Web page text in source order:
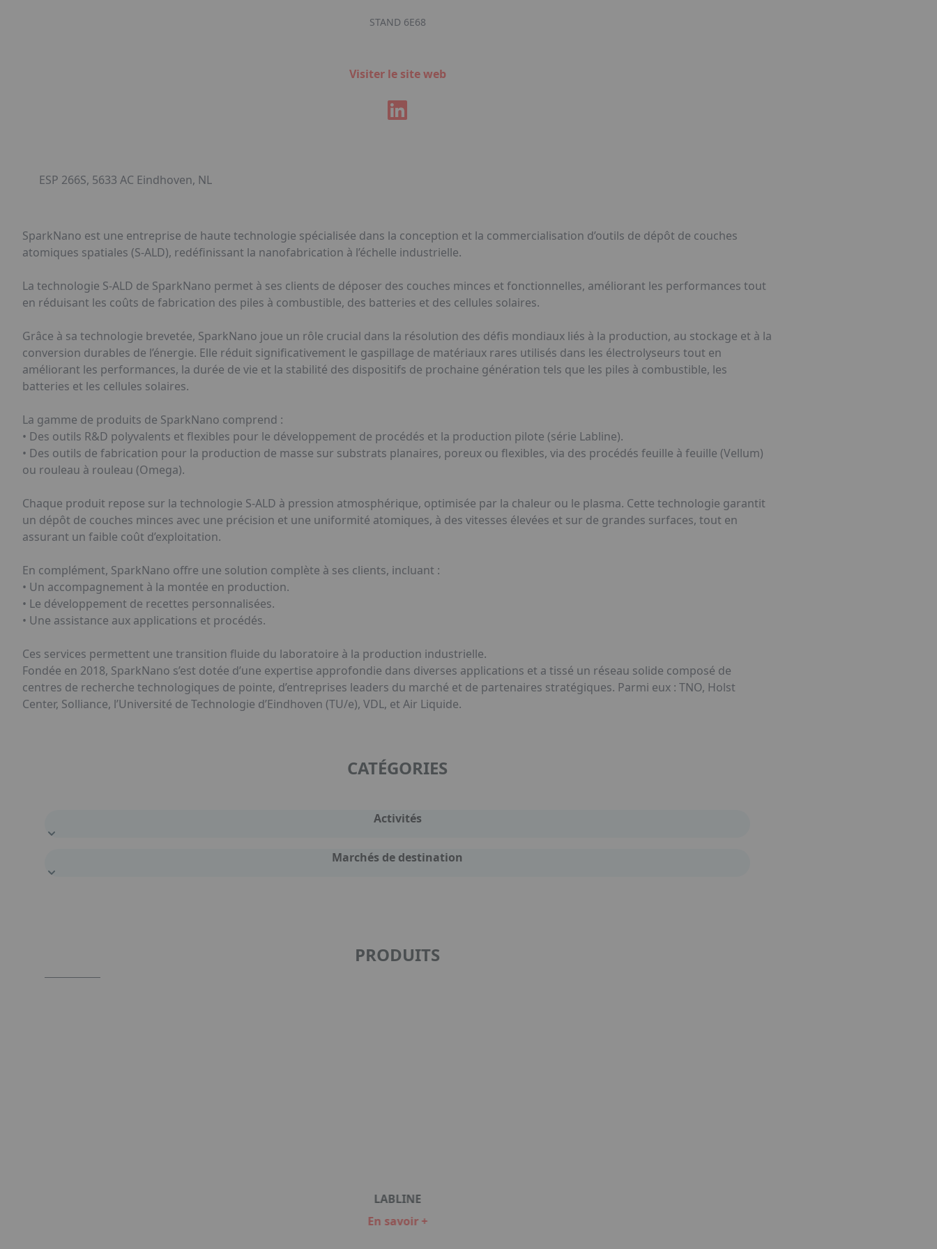
STAND 6E68
Visiter le site web
ESP 266S, 5633 AC Eindhoven, NL
SparkNano est une entreprise de haute technologie spécialisée dans la conception et la commercialisation d’outils de dépôt de couches
atomiques spatiales (S-ALD), redéfinissant la nanofabrication à l’échelle industrielle.
La technologie S-ALD de SparkNano permet à ses clients de déposer des couches minces et fonctionnelles, améliorant les performances tout
en réduisant les coûts de fabrication des piles à combustible, des batteries et des cellules solaires.
Grâce à sa technologie brevetée, SparkNano joue un rôle crucial dans la résolution des défis mondiaux liés à la production, au stockage et à la
conversion durables de l’énergie. Elle réduit significativement le gaspillage de matériaux rares utilisés dans les électrolyseurs tout en
améliorant les performances, la durée de vie et la stabilité des dispositifs de prochaine génération tels que les piles à combustible, les
batteries et les cellules solaires.
La gamme de produits de SparkNano comprend :
• Des outils R&D polyvalents et flexibles pour le développement de procédés et la production pilote (série Labline).
• Des outils de fabrication pour la production de masse sur substrats planaires, poreux ou flexibles, via des procédés feuille à feuille (Vellum)
ou rouleau à rouleau (Omega).
Chaque produit repose sur la technologie S-ALD à pression atmosphérique, optimisée par la chaleur ou le plasma. Cette technologie garantit
un dépôt de couches minces avec une précision et une uniformité atomiques, à des vitesses élevées et sur de grandes surfaces, tout en
assurant un faible coût d’exploitation.
En complément, SparkNano offre une solution complète à ses clients, incluant :
• Un accompagnement à la montée en production.
• Le développement de recettes personnalisées.
• Une assistance aux applications et procédés.
Ces services permettent une transition fluide du laboratoire à la production industrielle.
Fondée en 2018, SparkNano s’est dotée d’une expertise approfondie dans diverses applications et a tissé un réseau solide composé de
centres de recherche technologiques de pointe, d’entreprises leaders du marché et de partenaires stratégiques. Parmi eux : TNO, Holst
Center, Solliance, l’Université de Technologie d’Eindhoven (TU/e), VDL, et Air Liquide.
CATÉGORIES
Activités
Marchés de destination
PRODUITS
LABLINE
En savoir +